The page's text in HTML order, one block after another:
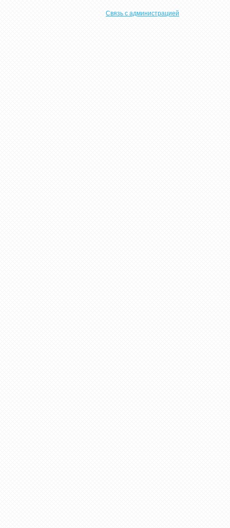
Связь с администрацией